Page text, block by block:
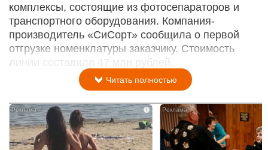
комплексы, состоящие из фотосепараторов и
транспортного оборудования. Компания-
производитель «СиСорт» сообщила о первой
отгрузке номенклатуры заказчику. Стоимость
линии составила 47 млн рублей.
Читать полностью
i